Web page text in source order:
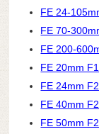
FE 24-
FE 70-
FE 200-
FE 20mm
FE 24mm
FE 40mm
FE 50mm